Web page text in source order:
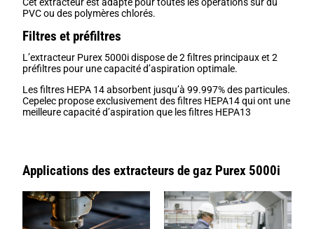
PVC ou des polymères chlorés.
Filtres et préfiltres
L’extracteur Purex 5000i dispose de 2 filtres principaux et 2
préfiltres pour une capacité d’aspiration optimale.
Les filtres HEPA 14 absorbent jusqu’à 99.997% des particules.
Cepelec propose exclusivement des filtres HEPA14 qui ont une
meilleure capacité d’aspiration que les filtres HEPA13
Applications des extracteurs de gaz Purex 5000i